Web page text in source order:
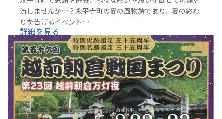
流しませんか…？永平寺町の夏の風物詩であり、夏の終わ
りを告げるイベント…
詳細を見る